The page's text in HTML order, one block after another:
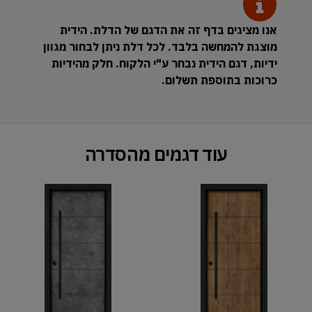
אנו מציגים בדף זה את הדגם של הדלת. הידית
מוצגת להמחשה בלבד. לכל דלת ניתן לבחור מגוון
ידיות, דגם הידית נבחר ע"י הלקוח. חלק מהידיות
כרוכות בתוספת תשלום.
עוד דגמים מהסדרה